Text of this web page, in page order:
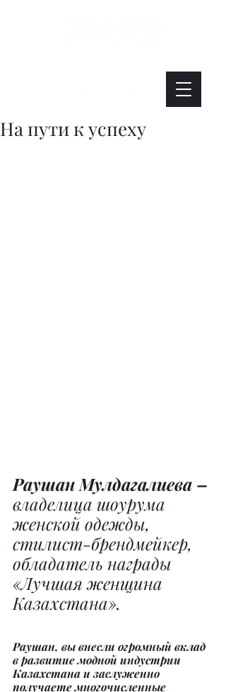
На пути к успеху
Раушан Мулдагалиева –
владелица шоурума
женской одежды,
стилист-брендмейкер,
обладатель награды
«Лучшая женщина
Казахстана».
Раушан, вы внесли огромный вклад
в развитие модной индустрии
Казахстана и заслуженно
получаете многочисленные